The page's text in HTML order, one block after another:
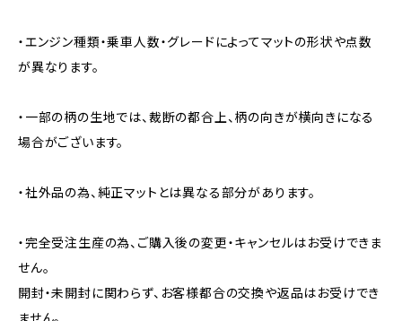
・エンジン種類・乗車人数・グレードによってマットの形状や点数
が異なります。
・一部の柄の生地では、裁断の都合上、柄の向きが横向きになる
場合がございます。
・社外品の為、純正マットとは異なる部分があります。
・完全受注生産の為、ご購入後の変更・キャンセルはお受けできま
せん。
開封・未開封に関わらず、お客様都合の交換や返品はお受けでき
ません。